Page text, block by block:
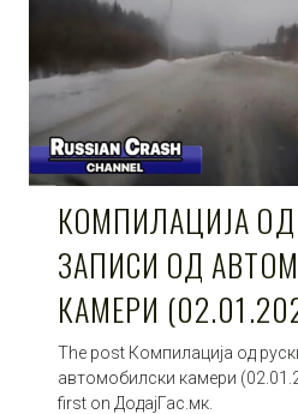
КОМПИЛАЦИЈА
ЗАПИСИ ОД
КАМЕРИ
The post Компилација од
автомобилски камери
first on ДодајГас.мк.